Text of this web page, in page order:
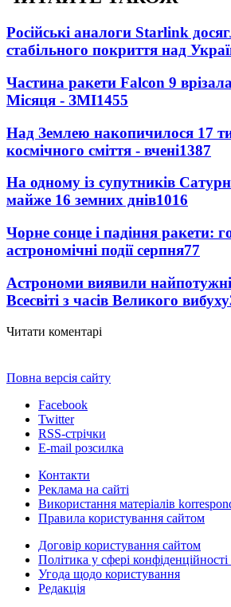
Російські аналоги Starlink
стабільного покриття над
Частина ракети Falcon 9
Місяця - ЗМІ1455
Над Землею накопичилося 17
космічного сміття - вчені1387
На одному із супутників
майже 16 земних днів1016
Чорне сонце і падіння ракети:
астрономічні події серпня77
Астрономи виявили
Всесвіті з часів Великого вибуху
Читати коментарі
Повна версія сайту
Facebook
Twitter
RSS-стрічки
E-mail розсилка
Контакти
Реклама на сайті
Використання матеріалів
Правила користування сайтом
Договір користування сайтом
Політика у сфері
Угода щодо користування
Редакція